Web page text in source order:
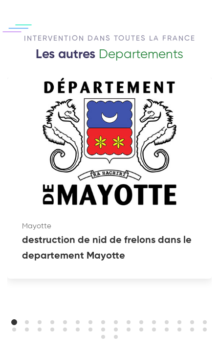
INTERVENTION DANS TOUTES LA FRANCE
Les autres Departements
Mayotte
destruction de nid de frelons dans le
departement Mayotte